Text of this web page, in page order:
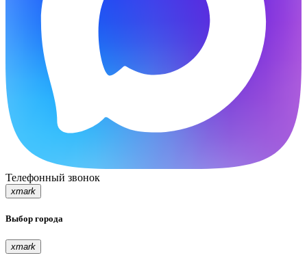
Телефонный звонок
xmark
Выбор города
xmark